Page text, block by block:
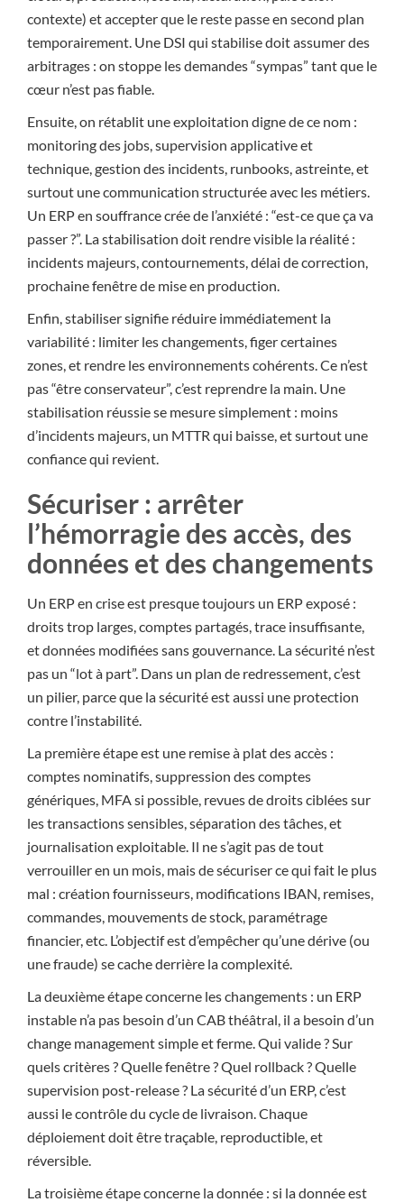
contexte) et accepter que le reste passe en second plan
temporairement. Une DSI qui stabilise doit assumer des
arbitrages : on stoppe les demandes “sympas” tant que le
cœur n’est pas fiable.
Ensuite, on rétablit une exploitation digne de ce nom :
monitoring des jobs, supervision applicative et
technique, gestion des incidents, runbooks, astreinte, et
surtout une communication structurée avec les métiers.
Un ERP en souffrance crée de l’anxiété : “est-ce que ça va
passer ?”. La stabilisation doit rendre visible la réalité :
incidents majeurs, contournements, délai de correction,
prochaine fenêtre de mise en production.
Enfin, stabiliser signifie réduire immédiatement la
variabilité : limiter les changements, figer certaines
zones, et rendre les environnements cohérents. Ce n’est
pas “être conservateur”, c’est reprendre la main. Une
stabilisation réussie se mesure simplement : moins
d’incidents majeurs, un MTTR qui baisse, et surtout une
confiance qui revient.
Sécuriser : arrêter
l’hémorragie des accès, des
données et des changements
Un ERP en crise est presque toujours un ERP exposé :
droits trop larges, comptes partagés, trace insuffisante,
et données modifiées sans gouvernance. La sécurité n’est
pas un “lot à part”. Dans un plan de redressement, c’est
un pilier, parce que la sécurité est aussi une protection
contre l’instabilité.
La première étape est une remise à plat des accès :
comptes nominatifs, suppression des comptes
génériques, MFA si possible, revues de droits ciblées sur
les transactions sensibles, séparation des tâches, et
journalisation exploitable. Il ne s’agit pas de tout
verrouiller en un mois, mais de sécuriser ce qui fait le plus
mal : création fournisseurs, modifications IBAN, remises,
commandes, mouvements de stock, paramétrage
financier, etc. L’objectif est d’empêcher qu’une dérive (ou
une fraude) se cache derrière la complexité.
La deuxième étape concerne les changements : un ERP
instable n’a pas besoin d’un CAB théâtral, il a besoin d’un
change management simple et ferme. Qui valide ? Sur
quels critères ? Quelle fenêtre ? Quel rollback ? Quelle
supervision post-release ? La sécurité d’un ERP, c’est
aussi le contrôle du cycle de livraison. Chaque
déploiement doit être traçable, reproductible, et
réversible.
La troisième étape concerne la donnée : si la donnée est